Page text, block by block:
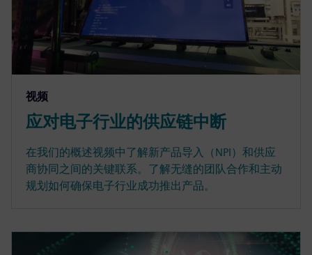
视频
应对电子行业的供应链中断
在我们的概述视频中了解新产品导入（NPI）和供应
商协同之间的关键联系。了解无缝的团队合作和主动
规划如何确保电子行业成功推出产品。